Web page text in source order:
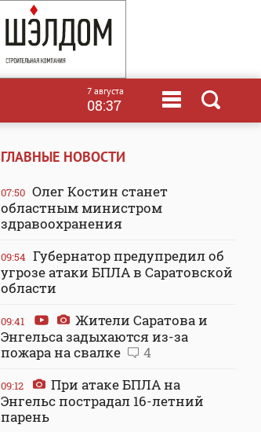
7 августа
08:37
ГЛАВНЫЕ НОВОСТИ
07:50 Олег Костин станет
областным министром
здравоохранения
09:54 Губернатор предупредил об
угрозе атаки БПЛА в Саратовской
области
09:41
Жители Саратова и
Энгельса задыхаются из-за
пожара на свалке
4
09:12
При атаке БПЛА на
Энгельс пострадал 16-летний
парень